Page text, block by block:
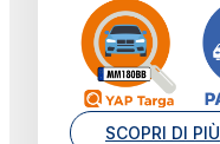
SCOPRI DI PIÙ